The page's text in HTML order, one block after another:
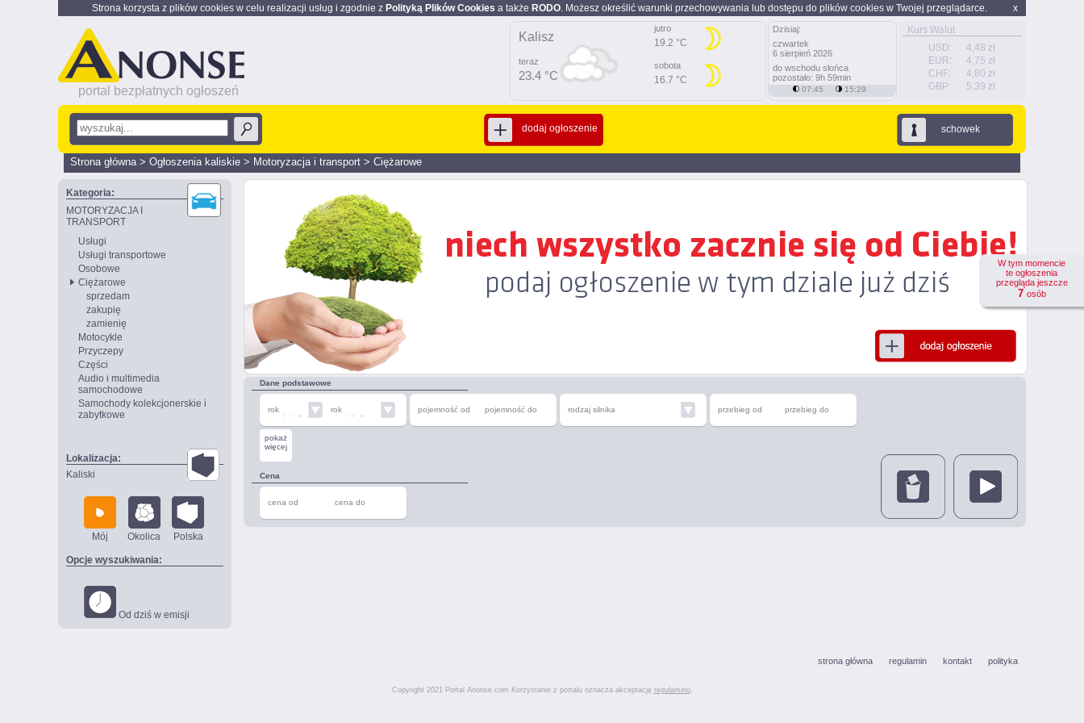
x
Strona korzysta z plików cookies w celu realizacji usług i zgodnie z Polityką Plików Cookies a także RODO. Możesz określić warunki przechowywania lub dostępu do plików cookies w Twojej przeglądarce.
portal bezpłatnych ogłoszeń
Kurs Walut
USD:
4,48 zł
EUR:
4,75 zł
CHF:
4,80 zł
GBP:
5,39 zł
Kalisz
teraz
23.4 °C
jutro
19.2 °C
sobota
16.7 °C
Dzisiaj:
czwartek
6 sierpień 2026
do wschodu słońca
pozostało: 9h 59min
07:45 15:29
schowek
dodaj ogłoszenie
Strona główna> Ogłoszenia kaliskie > Motoryzacja i transport > Ciężarowe
Kategoria:
MOTORYZACJA I
TRANSPORT
Usługi
Usługi transportowe
Osobowe
Ciężarowe
sprzedam
zakupię
zamienię
Motocykle
Przyczepy
Części
Audio i multimedia
samochodowe
Samochody kolekcjonerskie i
zabytkowe
Lokalizacja:
Kaliski
Mój Okolica Polska
Opcje wyszukiwania:
Od dziś w emisji
W tym momencie
te ogłoszenia
przegląda jeszcze
7 osób
Dane podstawowe
rok
produkcji
od
rok
produkcji
do
pojemność od pojemność do rodzaj silnika przebieg od przebieg do
pokaż
więcej
Cena
cena od cena do
strona główna regulamin kontakt polityka
Copyright 2021 Portal Anonse.com Korzystanie z portalu oznacza akceptację regulaminu.